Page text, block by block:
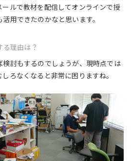
ルで教材を配信してオンラインで授
用できたのかなと思います。
理由は？
討もするのでしょうが、現時点では
ろなくなると非常に困りますね。